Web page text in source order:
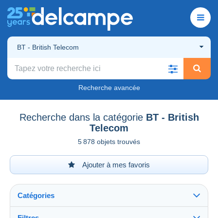
BT - British Telecom
Recherche avancée
Recherche dans la catégorie BT - British
Telecom
5 878 objets trouvés
Ajouter à mes favoris
Catégories